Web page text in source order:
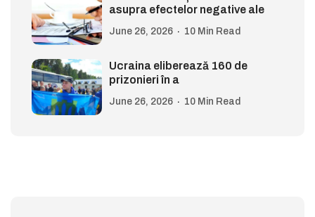
asupra efectelor negative ale
June 26, 2026 10 Min Read
Ucraina eliberează 160 de
prizonieri în a
June 26, 2026 10 Min Read